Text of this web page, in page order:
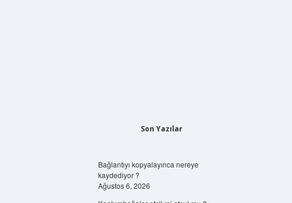
Son Yazılar
Bağlantıyı kopyalayınca nereye
kaydediyor ?
Ağustos 6, 2026